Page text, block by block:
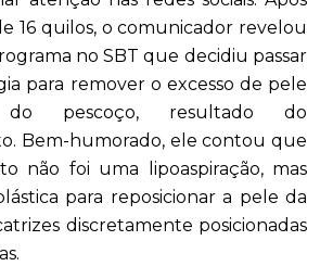
16 quilos, o comunicador revelou
no SBT que decidiu passar
para remover o excesso de pele
pescoço, resultado do
Bem-humorado, ele contou que
não foi uma lipoaspiração, mas
para reposicionar a pele da
discretamente posicionadas